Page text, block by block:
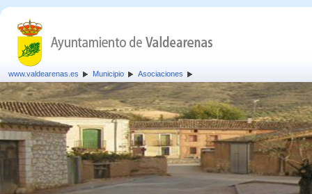
www.valdearenas.es Municipio Asociaciones